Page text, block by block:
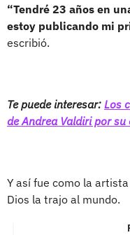
“Tendré 23 años en
estoy publicando mi
escribió.
Te puede interesar: Los
de Andrea Valdiri por
Y así fue como la
Dios la trajo al mundo.